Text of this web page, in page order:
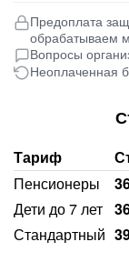
Предоплата
обрабатываем
Вопросы
Неоплаченная
Тариф
Пенсионеры
Дети до 7 лет
Стандартный